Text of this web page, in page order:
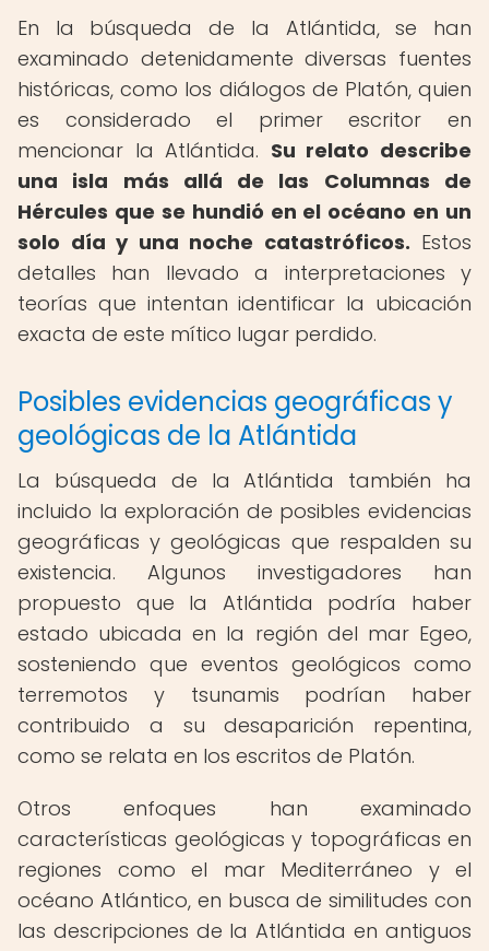
En la búsqueda de la Atlántida, se han
examinado detenidamente diversas fuentes
históricas, como los diálogos de Platón, quien
es considerado el primer escritor en
mencionar la Atlántida. Su relato describe
una isla más allá de las Columnas de
Hércules que se hundió en el océano en un
solo día y una noche catastróficos. Estos
detalles han llevado a interpretaciones y
teorías que intentan identificar la ubicación
exacta de este mítico lugar perdido.
Posibles evidencias geográficas y
geológicas de la Atlántida
La búsqueda de la Atlántida también ha
incluido la exploración de posibles evidencias
geográficas y geológicas que respalden su
existencia. Algunos investigadores han
propuesto que la Atlántida podría haber
estado ubicada en la región del mar Egeo,
sosteniendo que eventos geológicos como
terremotos y tsunamis podrían haber
contribuido a su desaparición repentina,
como se relata en los escritos de Platón.
Otros enfoques han examinado
características geológicas y topográficas en
regiones como el mar Mediterráneo y el
océano Atlántico, en busca de similitudes con
las descripciones de la Atlántida en antiguos